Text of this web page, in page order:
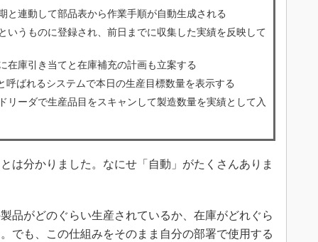
と連動して部品表から作業手順が自動生成される
いうものに登録され、前日までに収集した実績を反映して
在庫引き当てと在庫補充の計画も立案する
呼ばれるシステムで本日の生産目標数量を表示する
リーダで生産品目をスキャンして製造数量を実績として入
分かりました。なにせ「自動」がたくさんありま
がどのぐらい生産されているか、在庫がどれぐら
でも、この仕組みをそのまま自分の部署で使用する